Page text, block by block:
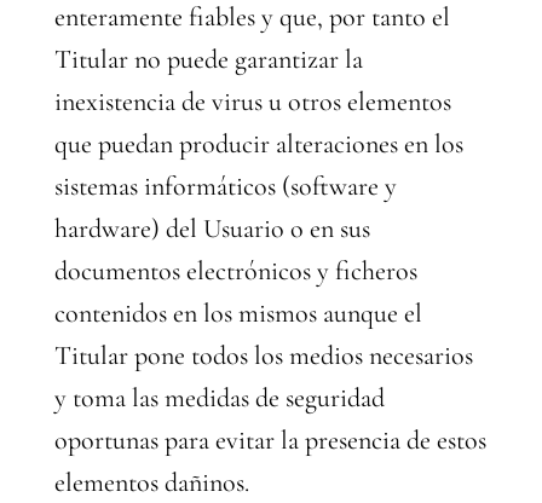
enteramente fiables y que, por tanto el
Titular no puede garantizar la
inexistencia de virus u otros elementos
que puedan producir alteraciones en los
sistemas informáticos (software y
hardware) del Usuario o en sus
documentos electrónicos y ficheros
contenidos en los mismos aunque el
Titular pone todos los medios necesarios
y toma las medidas de seguridad
oportunas para evitar la presencia de estos
elementos dañinos.